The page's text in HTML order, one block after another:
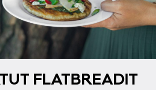
FLATB­REA­DIT